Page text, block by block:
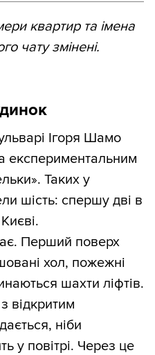
квартир та імена
чату змінені.
Ігоря Шамо
експериментальним
Таких у
шість: спершу дві в
Перший поверх
хол, пожежні
шахти ліфтів.
відкритим
ніби
у повітрі. Через це